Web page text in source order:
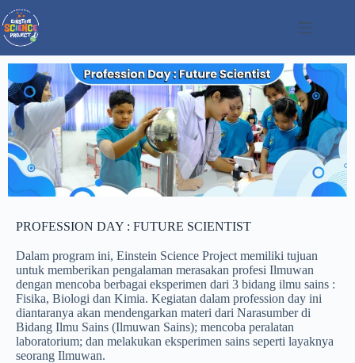
PROFESSION DAY : FUTURE SCIENTIST
Dalam program ini, Einstein Science Project memiliki tujuan
untuk memberikan pengalaman merasakan profesi Ilmuwan
dengan mencoba berbagai eksperimen dari 3 bidang ilmu sains :
Fisika, Biologi dan Kimia. Kegiatan dalam profession day ini
diantaranya akan mendengarkan materi dari Narasumber di
Bidang Ilmu Sains (Ilmuwan Sains); mencoba peralatan
laboratorium; dan melakukan eksperimen sains seperti layaknya
seorang Ilmuwan.